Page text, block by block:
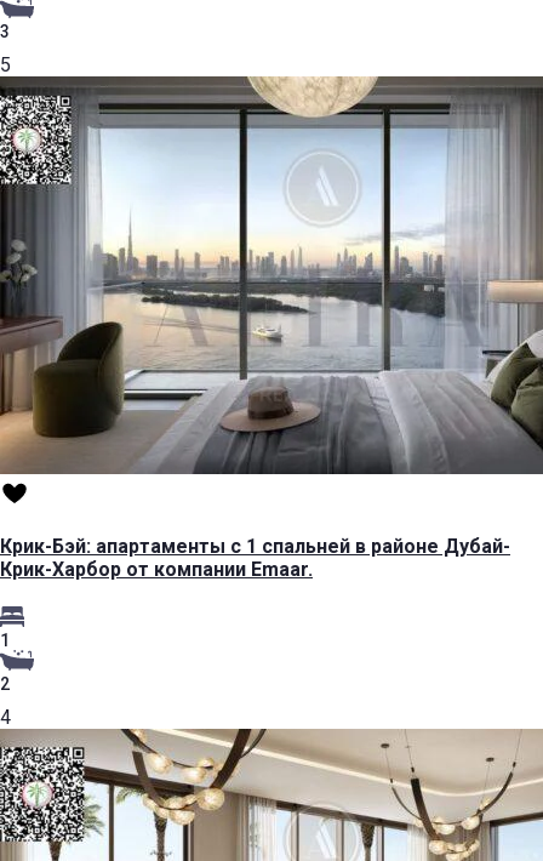
3
5
Крик-Бэй: апартаменты с 1 спальней в районе Дубай-
Крик-Харбор от компании Emaar.
1
2
4